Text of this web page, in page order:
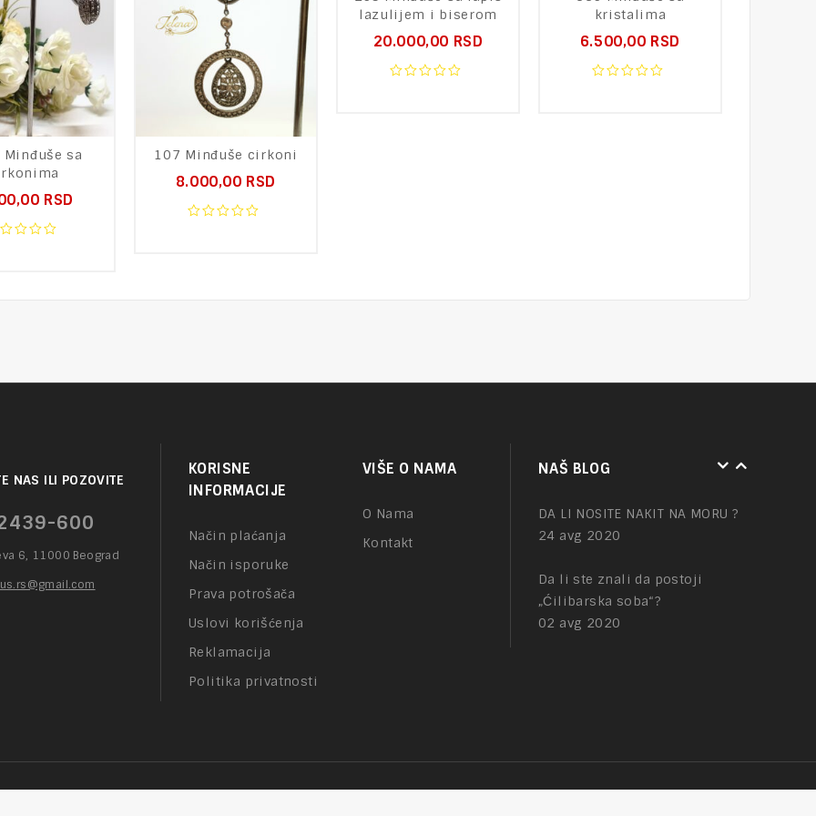
Minđuše sa
RSD
107 Minđuše cirkoni
8.000,00 RSD
lazulijem i biserom
20.000,00 RSD
kristalima
6.500,00 RSD
NAS ILI POZOVITE
600
6, 11000 Beograd
KORISNE
INFORMACIJE
Način plaćanja
Način isporuke
Prava potrošača
Uslovi korišćenja
Reklamacija
Politika privatnosti
VIŠE O NAMA
O Nama
Kontakt
NAŠ BLOG
01 feb 2021
DA LI NOSITE NAKIT NA MORU ?
24 avg 2020
Da li ste znali da postoji
„Ćilibarska soba“?
02 avg 2020
© 2026Jelena Plus | Designed with ❤ by Responsive